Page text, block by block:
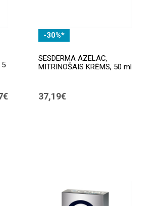
5
-30%*
SESDERMA AZELAC,
MITRINOŠAIS KRĒMS, 50 ml
37,19€